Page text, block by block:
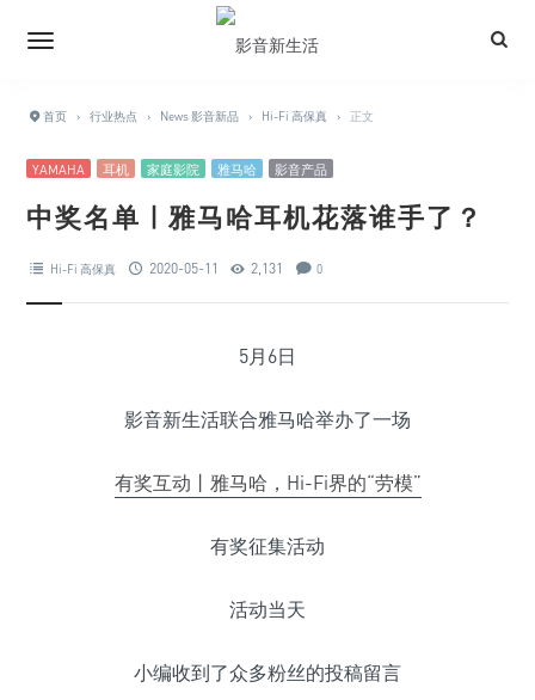
首页 › 行业热点 › News 影音新品 › Hi-Fi 高保真 › 正文
YAMAHA 耳机 家庭影院 雅马哈 影音产品
中奖名单 | 雅马哈耳机花落谁手了？
Hi-Fi 高保真 2020-05-11 2,131 0
5月6日
影音新生活联合雅马哈举办了一场
有奖互动丨雅马哈，Hi-Fi界的“劳模”
有奖征集活动
活动当天
小编收到了众多粉丝的投稿留言